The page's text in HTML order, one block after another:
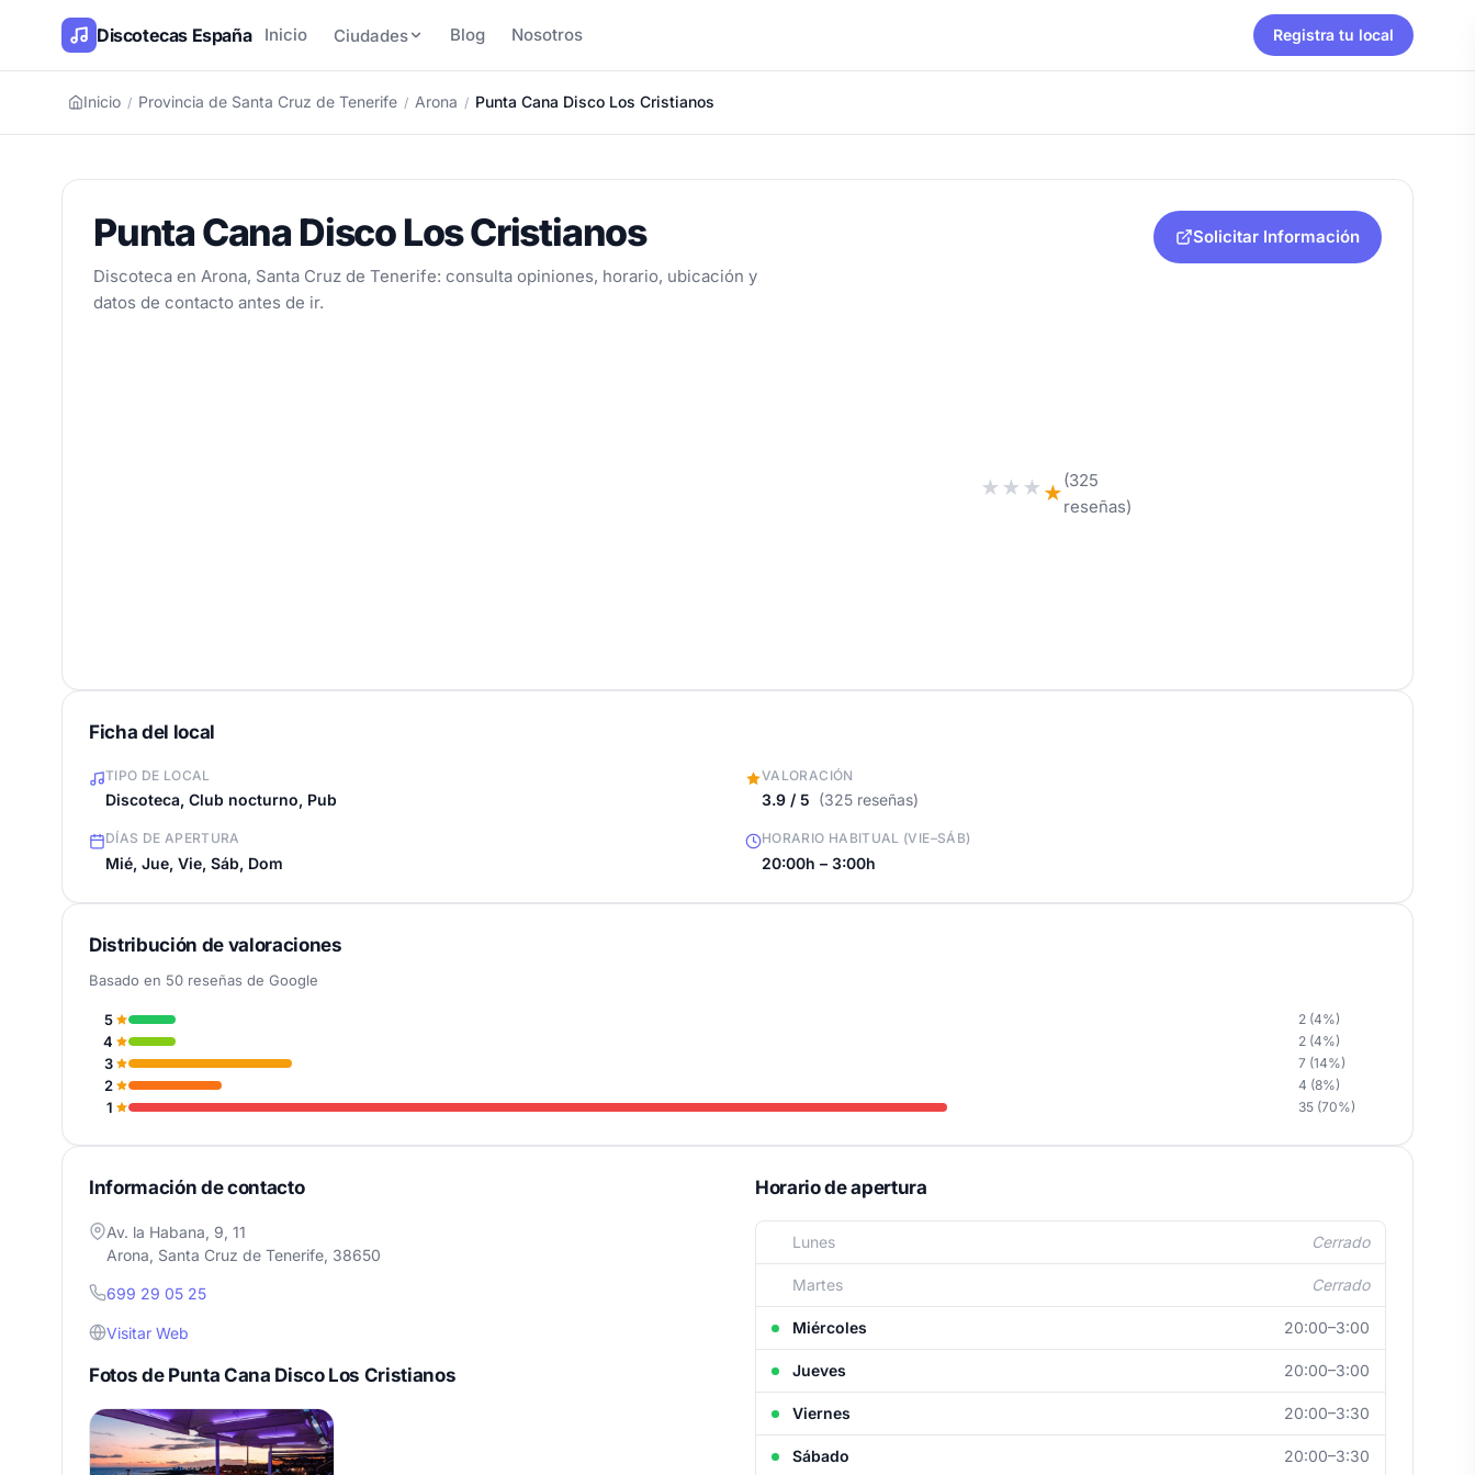
Discotecas España Inicio Ciudades Blog Nosotros Registra tu local
Inicio / Provincia de Santa Cruz de Tenerife / Arona / Punta Cana Disco Los Cristianos
Punta Cana Disco Los Cristianos
Discoteca en Arona, Santa Cruz de Tenerife: consulta opiniones, horario, ubicación y
datos de contacto antes de ir.
★ ★ ★ ★
(325
reseñas)
Solicitar Información
Ficha del local
TIPO DE LOCAL
Discoteca, Club nocturno, Pub
VALORACIÓN
3.9 / 5 (325 reseñas)
DÍAS DE APERTURA
Mié, Jue, Vie, Sáb, Dom
HORARIO HABITUAL (VIE–SÁB)
20:00h – 3:00h
Distribución de valoraciones
Basado en 50 reseñas de Google
5 2 (4%)
4 2 (4%)
3 7 (14%)
2 4 (8%)
1 35 (70%)
Información de contacto
Av. la Habana, 9, 11
Arona, Santa Cruz de Tenerife, 38650
699 29 05 25
Visitar Web
Fotos de Punta Cana Disco Los Cristianos
Horario de apertura
Lunes Cerrado
Martes Cerrado
Miércoles 20:00–3:00
Jueves 20:00–3:00
Viernes 20:00–3:30
Sábado 20:00–3:30